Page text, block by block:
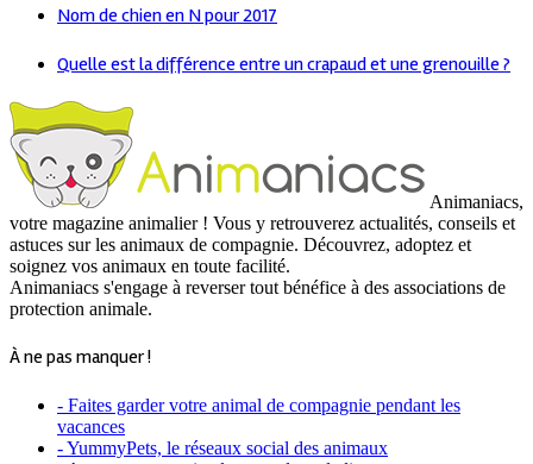
Nom de chien en N pour 2017
Quelle est la différence entre un crapaud et une grenouille ?
Animaniacs,
votre magazine animalier ! Vous y retrouverez actualités, conseils et
astuces sur les animaux de compagnie. Découvrez, adoptez et
soignez vos animaux en toute facilité.
Animaniacs s'engage à reverser tout bénéfice à des associations de
protection animale.
À ne pas manquer !
- Faites garder votre animal de compagnie pendant les
vacances
- YummyPets, le réseaux social des animaux